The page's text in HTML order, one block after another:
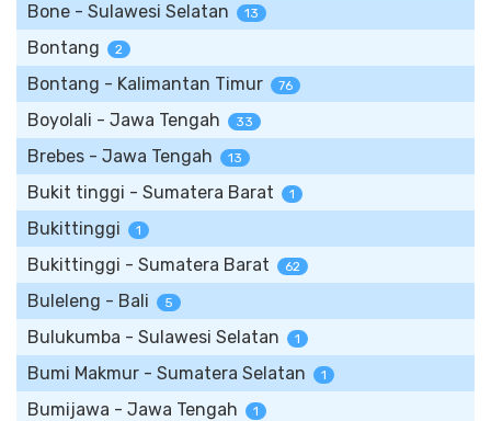
Bone - Sulawesi Selatan 13
Bontang 2
Bontang - Kalimantan Timur 76
Boyolali - Jawa Tengah 33
Brebes - Jawa Tengah 13
Bukit tinggi - Sumatera Barat 1
Bukittinggi 1
Bukittinggi - Sumatera Barat 62
Buleleng - Bali 5
Bulukumba - Sulawesi Selatan 1
Bumi Makmur - Sumatera Selatan 1
Bumijawa - Jawa Tengah 1